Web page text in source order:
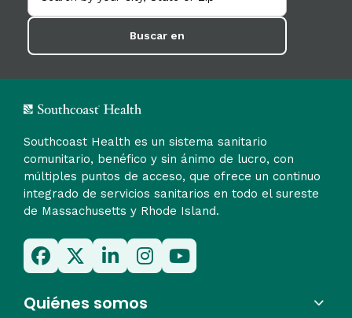
Buscar en
Southcoast Health es un sistema sanitario
comunitario, benéfico y sin ánimo de lucro, con
múltiples puntos de acceso, que ofrece un continuo
integrado de servicios sanitarios en todo el sureste
de Massachusetts y Rhode Island.
Quiénes somos